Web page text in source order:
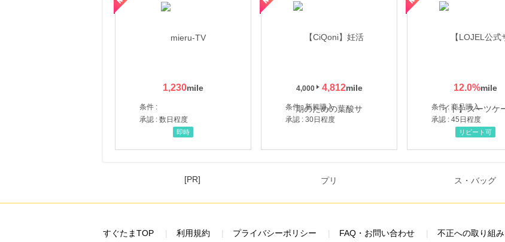
1,230
条件 :
承認 : 数日程度
即時
4,000 4,812
条件 : 新規購入
承認 : 30日程度
12.0%
条件 : 商品購入
承認 : 45日程度
リピート可
[PR]
すぐたまTOP 利用規約 プライバシーポリシー FAQ・お問い合わせ 不正への取り組み